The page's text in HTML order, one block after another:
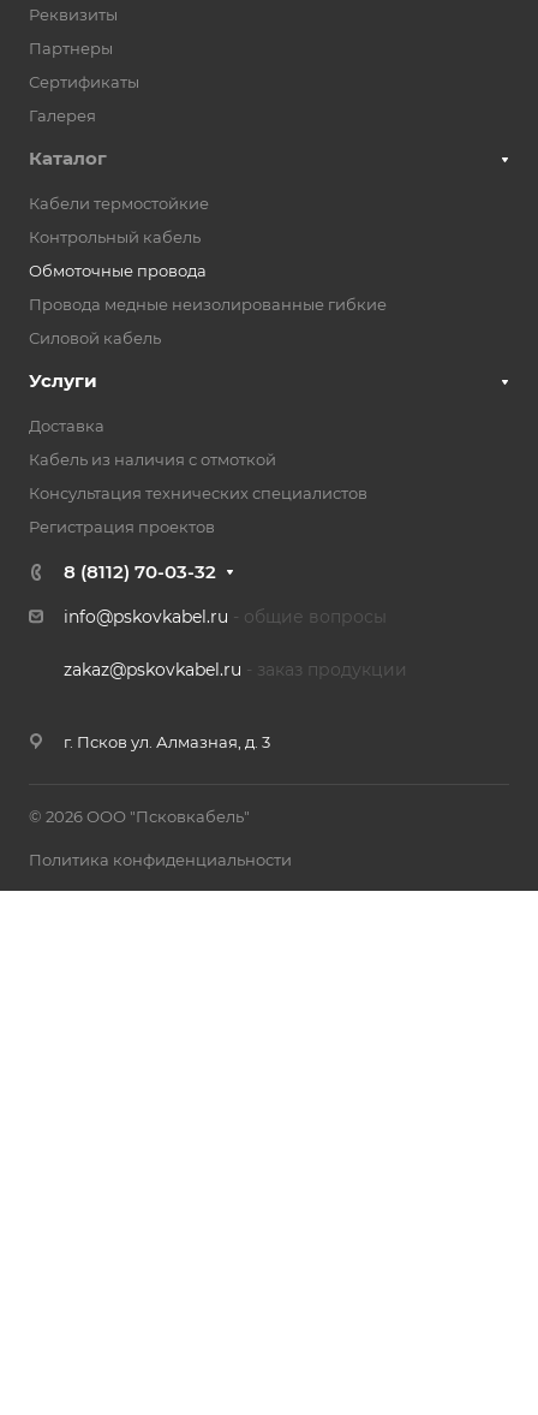
Реквизиты
Партнеры
Сертификаты
Галерея
Каталог
Кабели термостойкие
Контрольный кабель
Обмоточные провода
Провода медные неизолированные гибкие
Силовой кабель
Услуги
Доставка
Кабель из наличия с отмоткой
Консультация технических специалистов
Регистрация проектов
8 (8112) 70-03-32
info@pskovkabel.ru - общие вопросы
zakaz@pskovkabel.ru - заказ продукции
г. Псков ул. Алмазная, д. 3
© 2026 ООО "Псковкабель"
Политика конфиденциальности